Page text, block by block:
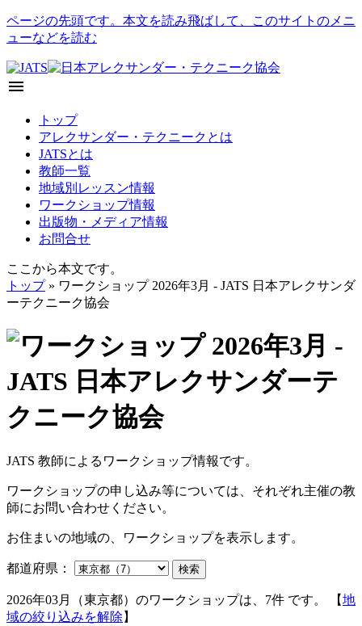
ページの先頭です。本文を読み飛ばして、このサイトのメニ
ューなどを読む
menu
トップ
アレクサンダー・テクニークとは
JATSとは
教師一覧
地域別レッスン情報
ワークショップ情報
出版物・メディア情報
お問合せ
ここから本文です。
トップ» ワークショップ 2026年3月 - JATS 日本アレクサンダ
ーテクニーク協会
JATS 教師によるワークショップ情報です。
ワークショップの申し込み等については、それぞれ主催の教
師にお問い合わせください。
お住まいの地域の、ワークショップを表示します。
都道府県： 検索
2026年03月（東京都）のワークショップは、7件 です。 【地
域の絞り込みを解除 】